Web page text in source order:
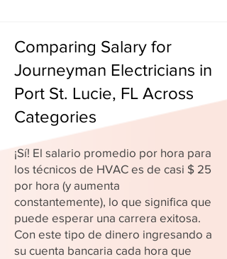
Comparing Salary for
Journeyman Electricians in
Port St. Lucie, FL Across
Categories
¡Sí! El salario promedio por hora para
los técnicos de HVAC es de casi $ 25
por hora (y aumenta
constantemente), lo que significa que
puede esperar una carrera exitosa.
Con este tipo de dinero ingresando a
su cuenta bancaria cada hora que